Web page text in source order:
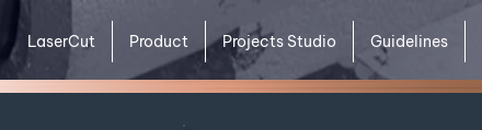
LaserCut Product Projects Studio Guidelines